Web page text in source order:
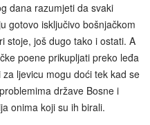
dana razumjeti da svaki
gotovo isključivo bošnjačkom
stoje, još dugo tako i ostati. A
poene prikupljati preko leđa
ljevicu mogu doći tek kad se
države Bosne i
onima koji su ih birali.